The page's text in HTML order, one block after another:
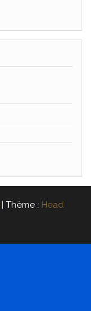
| Thème : Head